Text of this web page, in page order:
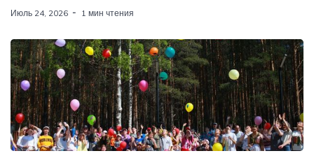
Июль 24, 2026 1 мин чтения